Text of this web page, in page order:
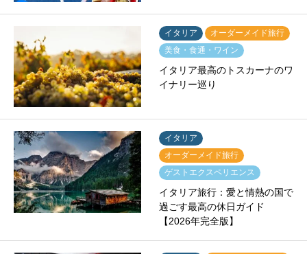
イタリア
オーダーメイド旅行
美食・食通・ワイン
イタリア最高のトスカーナのワ
イナリー巡り
イタリア
オーダーメイド旅行
ゲストエクスペリエンス
イタリア旅行：愛と情熱の国で
過ごす最高の休日ガイド
【2026年完全版】